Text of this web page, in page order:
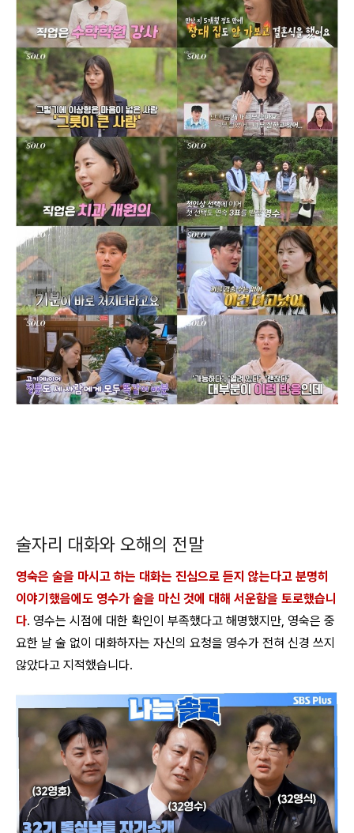
술자리 대화와 오해의 전말
영숙은 술을 마시고 하는 대화는 진심으로 듣지 않는다고 분명히
이야기했음에도 영수가 술을 마신 것에 대해 서운함을 토로했습니
다. 영수는 시점에 대한 확인이 부족했다고 해명했지만, 영숙은 중
요한 날 술 없이 대화하자는 자신의 요청을 영수가 전혀 신경 쓰지
않았다고 지적했습니다.